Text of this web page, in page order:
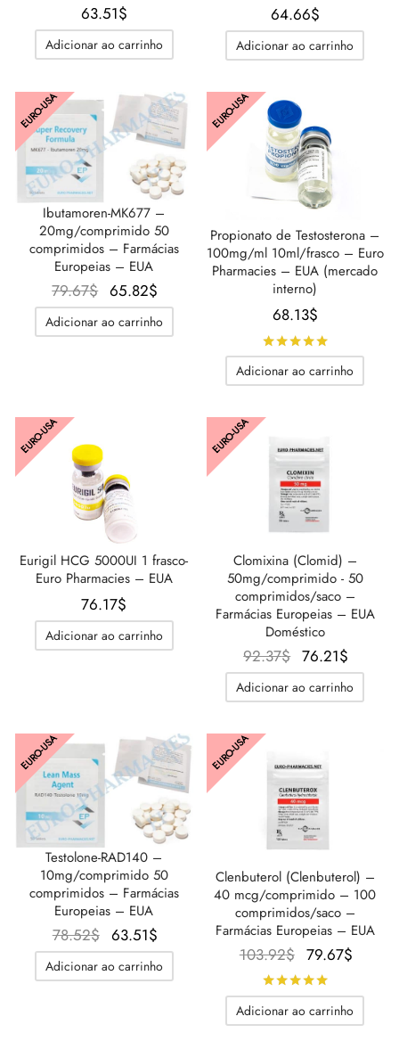
63.51$
Adicionar ao carrinho
64.66$
Adicionar ao carrinho
EURO-USA
Ibutamoren-MK677 –
20mg/comprimido 50
comprimidos – Farmácias
Europeias – EUA
79.67$
O
preço
original
65.82$
preço
atual é:
Adicionar ao carrinho
EURO-USA
Propionato de Testosterona –
100mg/ml 10ml/frasco – Euro
Pharmacies – EUA (mercado
interno)
68.13$
Adicionar ao carrinho
EURO-USA
Eurigil HCG 5000UI 1 frasco-
Euro Pharmacies – EUA
76.17$
Adicionar ao carrinho
EURO-USA
Clomixina (Clomid) –
50mg/comprimido - 50
comprimidos/saco –
Farmácias Europeias – EUA
Doméstico
92.37$
O
preço
original
76.21$
preço
atual é:
Adicionar ao carrinho
EURO-USA
Testolone-RAD140 –
10mg/comprimido 50
comprimidos – Farmácias
Europeias – EUA
78.52$
O
preço
original
63.51$
preço
atual é:
Adicionar ao carrinho
EURO-USA
Clenbuterol (Clenbuterol) –
40 mcg/comprimido – 100
comprimidos/saco –
Farmácias Europeias – EUA
103.92$ O preço
original
era:
103.92$.
79.67$
atual
Adicionar ao carrinho